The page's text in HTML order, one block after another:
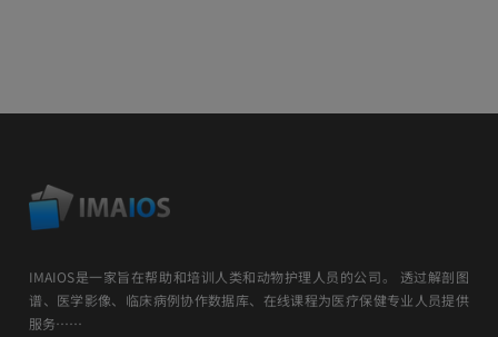
IMAIOS是一家旨在帮助和培训人类和动物护理人员的公司。 透过解剖图
谱、医学影像、临床病例协作数据库、在线课程为医疗保健专业人员提供
服务……